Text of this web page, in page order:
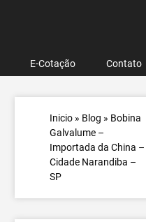
E-Cotação Contato
Inicio » Blog » Bobina
Galvalume –
Importada da China –
Cidade Narandiba –
SP